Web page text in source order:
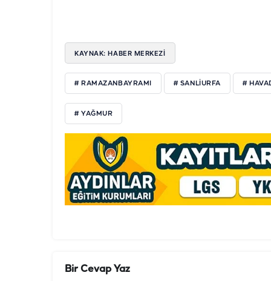
KAYNAK: HABER MERKEZİ
# RAMAZANBAYRAMI # SANLİURFA #
# YAĞMUR
Bir Cevap Yaz